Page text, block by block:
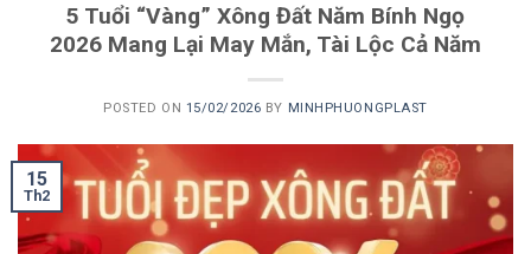
5 Tuổi “Vàng” Xông Đất Năm Bính Ngọ
2026 Mang Lại May Mắn, Tài Lộc Cả Năm
POSTED ON 15/02/2026 BY MINHPHUONGPLAST
15
Th2